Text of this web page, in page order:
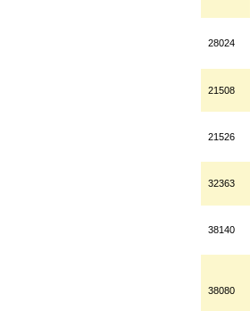
28024
21508
21526
32363
38140
38080